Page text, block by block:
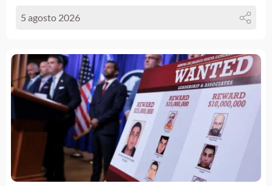
5 agosto 2026